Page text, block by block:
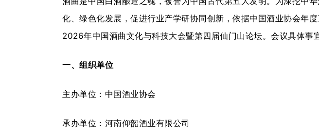
化、绿色化发展，促进行业产学研协同创新，依据中国酒业协会年
2026年中国酒曲文化与科技大会暨第四届仙门山论坛。会议具体事
一、组织单位
主办单位：中国酒业协会
承办单位：河南仰韶酒业有限公司